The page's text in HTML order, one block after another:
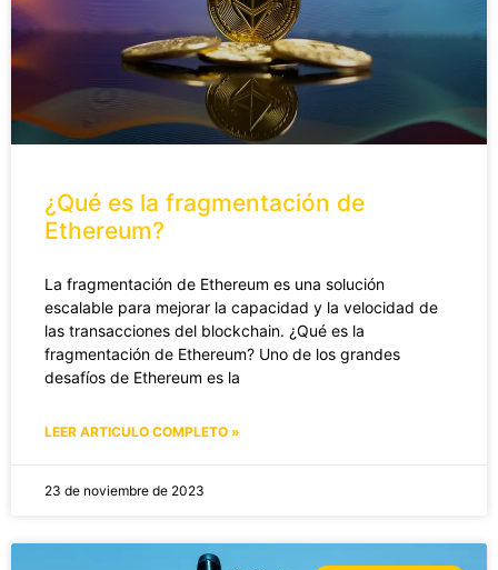
¿Qué es la fragmentación de
Ethereum?
La fragmentación de Ethereum es una solución
escalable para mejorar la capacidad y la velocidad de
las transacciones del blockchain. ¿Qué es la
fragmentación de Ethereum? Uno de los grandes
desafíos de Ethereum es la
LEER ARTICULO COMPLETO »
23 de noviembre de 2023